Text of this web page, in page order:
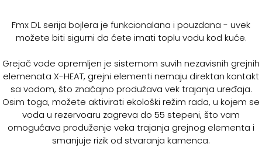
Fmx DL serija bojlera je funkcionalana i pouzdana - uvek
možete biti sigurni da ćete imati toplu vodu kod kuće.
Grejač vode opremljen je sistemom suvih nezavisnih grejnih
elemenata X-HEAT, grejni elementi nemaju direktan kontakt
sa vodom, što značajno produžava vek trajanja uređaja.
Osim toga, možete aktivirati ekološki režim rada, u kojem se
voda u rezervoaru zagreva do 55 stepeni, što vam
omogućava produženje veka trajanja grejnog elementa i
smanjuje rizik od stvaranja kamenca.